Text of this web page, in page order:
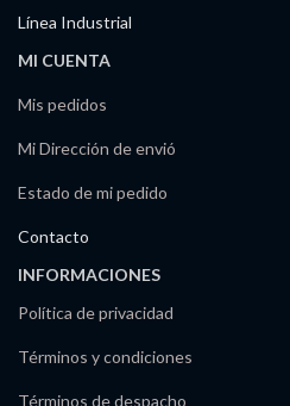
Línea Industrial
MI CUENTA
Mis pedidos
Mi Dirección de envió
Estado de mi pedido
Contacto
INFORMACIONES
Política de privacidad
Términos y condiciones
Términos de despacho